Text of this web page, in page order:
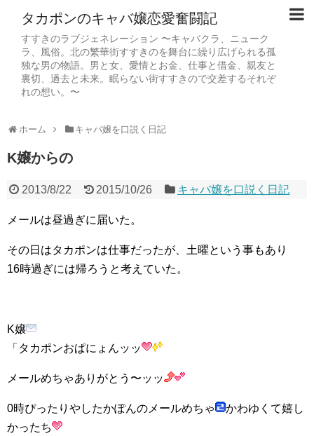
タカポンのキャバ嬢恋愛奮闘記
すすきのラブジェネレーション 〜キャバクラ、ニューク
ラ、風俗。北の繁華街すすきのを舞台に繰り広げられる孤
独な男の物語。男と女、愛情とお金、仕事と借金、親友と
裏切、過去と未来。眠らない街すすきので交差するそれぞ
れの想い。〜
ホーム キャバ嬢を口説く日記
K嬢からの
2013/8/22 2015/10/26 キャバ嬢を口説く日記
メールは昼過ぎに届いた。
その日はタカポンは仕事だったが、土曜という事もあり
16時過ぎには帰ろうと考えていた。
K嬢
「タカポンおぱにょんッッ
メールめちゃありがとう〜ッッ
0時ぴったりやしたかぽんのメールめちゃ
かわゆくて嬉し
かったち